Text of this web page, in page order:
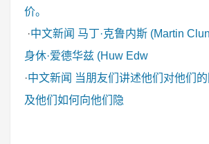
价。
·中文新闻 马丁·克鲁内斯 (Martin
身休·爱德华兹 (Huw Edw
·中文新闻 当朋友们讲述他们对他们
及他们如何向他们隐